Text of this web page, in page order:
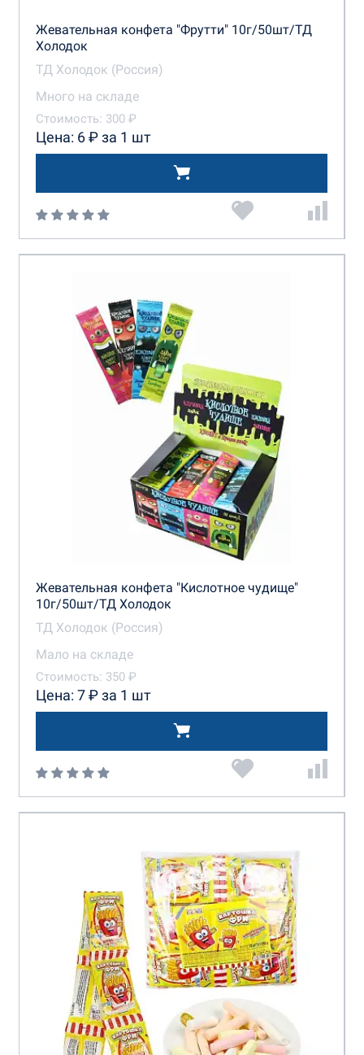
Жевательная конфета "Фрутти" 10г/50шт/ТД
Холодок
ТД Холодок (Россия)
Много на складе
Стоимость: 300 ₽
Цена: 6 ₽ за 1 шт
Жевательная конфета "Кислотное чудище"
10г/50шт/ТД Холодок
ТД Холодок (Россия)
Мало на складе
Стоимость: 350 ₽
Цена: 7 ₽ за 1 шт